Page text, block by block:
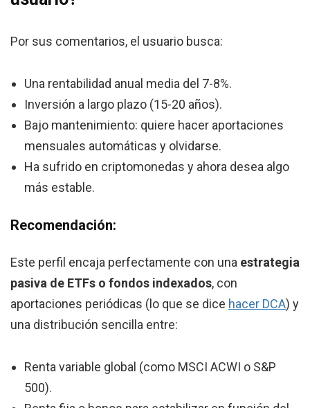
Por sus comentarios, el usuario busca:
Una rentabilidad anual media del 7-8%.
Inversión a largo plazo (15-20 años).
Bajo mantenimiento: quiere hacer aportaciones
mensuales automáticas y olvidarse.
Ha sufrido en criptomonedas y ahora desea algo
más estable.
Recomendación:
Este perfil encaja perfectamente con una estrategia
pasiva de ETFs o fondos indexados, con
aportaciones periódicas (lo que se dice hacer DCA) y
una distribución sencilla entre:
Renta variable global (como MSCI ACWI o S&P
500).